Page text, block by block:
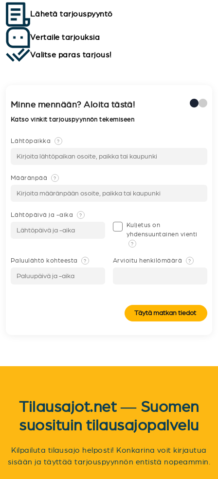
Lähetä tarjouspyyntö
Vertaile tarjouksia
Valitse paras tarjous!
Minne mennään? Aloita tästä!
Katso vinkit tarjouspyynnön tekemiseen
Lähtöpaikka ?
Määränpää ?
Lähtöpäivä ja -aika ?
Kuljetus on
yhdensuuntainen vienti
?
Paluulähtö kohteesta ? Arvioitu henkilömäärä ?
Täytä matkan tiedot
Tilausajot.net — Suomen
suosituin tilausajopalvelu
Kilpailuta tilausajo helposti! Konkarina voit kirjautua
sisään ja täyttää tarjouspyynnön entistä nopeammin.